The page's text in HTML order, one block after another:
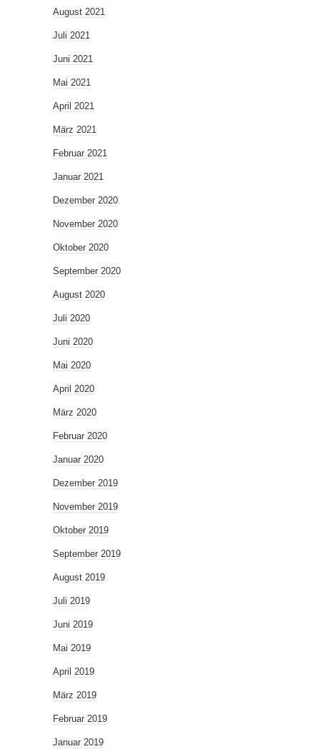
August 2021
Juli 2021
Juni 2021
Mai 2021
April 2021
März 2021
Februar 2021
Januar 2021
Dezember 2020
November 2020
Oktober 2020
September 2020
August 2020
Juli 2020
Juni 2020
Mai 2020
April 2020
März 2020
Februar 2020
Januar 2020
Dezember 2019
November 2019
Oktober 2019
September 2019
August 2019
Juli 2019
Juni 2019
Mai 2019
April 2019
März 2019
Februar 2019
Januar 2019